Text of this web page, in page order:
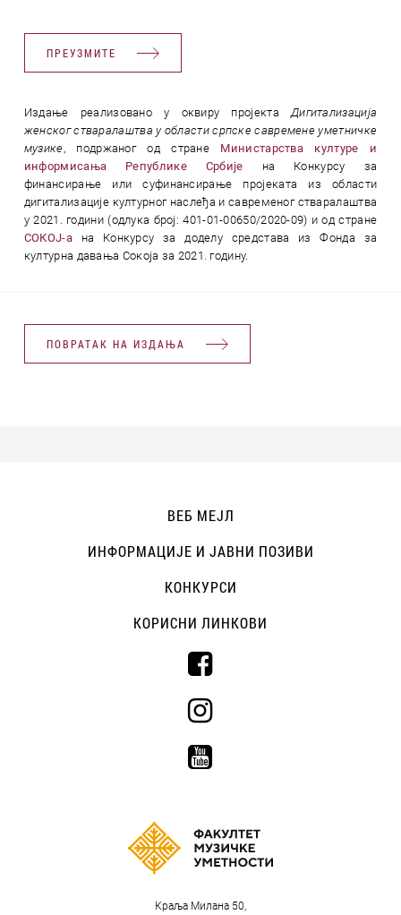
ПРЕУЗМИТЕ
Издање реализовано у оквиру пројектаДигитализација
женског стваралаштва у области српске савремене уметничке
музике , подржаног од стране Министарства културе и
информисања Републике Србије на Конкурсу за
финансирање или суфинансирање пројеката из области
дигитализације културног наслеђа и савременог стваралаштва
у 2021. години (одлука број: 401-01-00650/2020-09) и од стране
СОКОЈ-ана Конкурсу за доделу средстава из Фонда за
културна давања Сокоја за 2021. годину.
ПОВРАТАК НА ИЗДАЊА
Краља Милана 50,
ВЕБ МЕЈЛ
ИНФОРМАЦИЈЕ И ЈАВНИ ПОЗИВИ
КОНКУРСИ
КОРИСНИ ЛИНКОВИ